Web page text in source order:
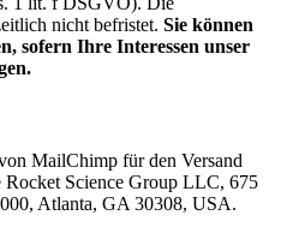
nicht befristet. Sie können
sofern Ihre Interessen unser
MailChimp für den Versand
Science Group LLC, 675
Atlanta, GA 30308, USA.